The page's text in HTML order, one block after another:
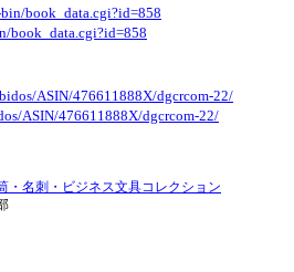
book_data.cgi?id=858
book_data.cgi?id=858
ASIN/476611888X/dgcrcom-22/
ASIN/476611888X/dgcrcom-22/
・名刺・ビジネス文具コレクション